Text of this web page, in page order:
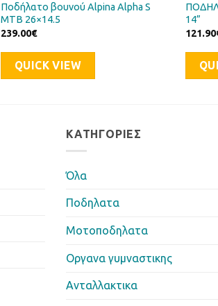
Ποδήλατο βουνού Alpina Alpha S
MTB 26×14.5
239.00€
QUICK VIEW
14”
121.90
ΚΑΤΗΓΟΡΊΕΣ
Όλα
Ποδηλατα
Μοτοποδηλατα
Οργανα γυμναστικης
Ανταλλακτικα